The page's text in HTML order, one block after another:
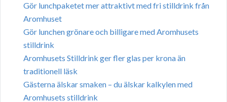
Gör lunchpaketet mer attraktivt med fri stilldrink från
Aromhuset
Gör lunchen grönare och billigare med Aromhusets
stilldrink
Aromhusets Stilldrink ger fler glas per krona än
traditionell läsk
Gästerna älskar smaken – du älskar kalkylen med
Aromhusets stilldrink